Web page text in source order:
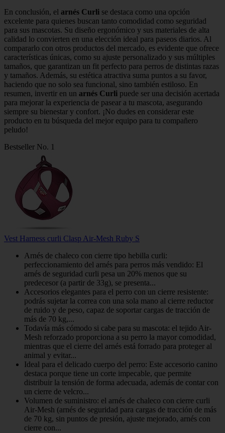
En conclusión, el arnés Curli se destaca como una opción
excelente para quienes buscan tanto comodidad como seguridad
para sus mascotas. Su diseño ergonómico y sus materiales de alta
calidad lo convierten en una elección ideal para paseos diarios. Al
compararlo con otros productos del mercado, es evidente que ofrece
características únicas, como su ajuste personalizado y sus múltiples
tamaños, que garantizan un fit perfecto para perros de distintas razas
y tamaños. Además, su estética atractiva suma puntos a su favor,
haciendo que no solo sea funcional, sino también estiloso. En
resumen, invertir en un arnés Curli puede ser una decisión acertada
para mejorar la experiencia de pasear a tu mascota, asegurando
siempre su bienestar y confort. ¡No dudes en considerar este
producto en tu búsqueda del mejor equipo para tu compañero
peludo!
Bestseller No. 1
Vest Harness curli Clasp Air-Mesh Ruby S
Arnés de chaleco con cierre tipo hebilla curli:
perfeccionamiento del arnés para perros más vendido: El
arnés de seguridad curli pesa un 20% menos que su
predecesor (a partir de 33g), se presenta...
Accesorios elegantes para el perro con un cierre resistente:
podrás sujetar la correa con una sola mano al cierre reductor
de ruido y de peso, capaz de soportar cargas de tracción de
más de 70 kg,...
Todavía más cómodo si cabe para su mascota: el tejido Air-
Mesh reforzado proporciona a su perro la mayor comodidad,
mientras que el cierre del arnés está forrado para proteger al
animal y evitar...
Ideal para el delicado cuerpo del perro: Este accesorio canino
destaca porque tiene un corte impecable, que permite
distribuir la tensión de forma adecuada, además de contar con
un cierre de velcro...
Volumen de suministro: el arnés de chaleco con cierre curli
Air-Mesh (arnés de seguridad para cargas de tracción de más
de 70 kg, sin puntos de presión, ajuste mejorado, arnés con
cierre con...